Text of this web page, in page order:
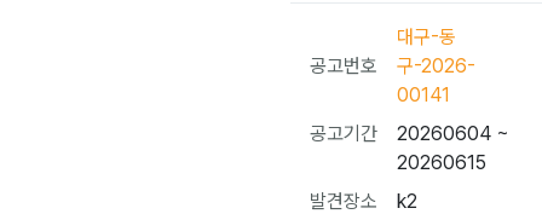
공고번호
대구-동
구-2026-
00141
공고기간
20260604 ~
20260615
발견장소
k2